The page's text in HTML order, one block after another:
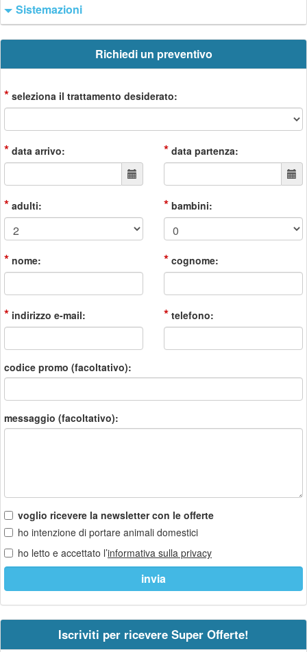
Sistemazioni
Richiedi un preventivo
* seleziona il trattamento desiderato:
* data arrivo: * data partenza:
* adulti: * bambini:
* nome: * cognome:
* indirizzo e-mail: * telefono:
codice promo (facoltativo):
messaggio (facoltativo):
voglio ricevere la newsletter con le offerte
ho intenzione di portare animali domestici
ho letto e accettato l’informativa sulla privacy
Iscriviti per ricevere Super Offerte!